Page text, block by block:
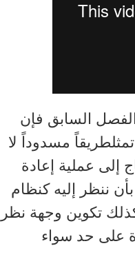
السابق فإن
مسدوداً لا
إلى عملية إعادة
ننظر إليه كنظام
تكوين وجهة نظر
على حد سواء